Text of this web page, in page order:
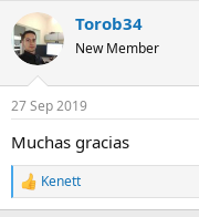
c
c
i
e
:
Torob34
New Member
27 Sep 2019
Muchas gracias
R
e
Kenett